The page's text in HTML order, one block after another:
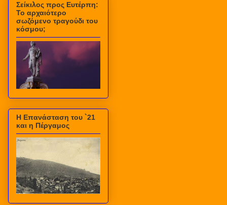
Σείκιλος προς Ευτέρπη:
Το αρχαιότερο
σωζόμενο τραγούδι του
κόσμου;
Η Επανάσταση του `21
και η Πέργαμος